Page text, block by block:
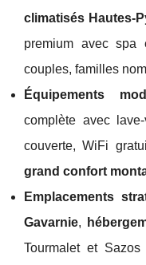
climatisés Hautes-
premium avec spa
couples, familles
Équipements
complète avec
couverte, WiFi
grand confort
Emplacements
Gavarnie,
Tourmalet et